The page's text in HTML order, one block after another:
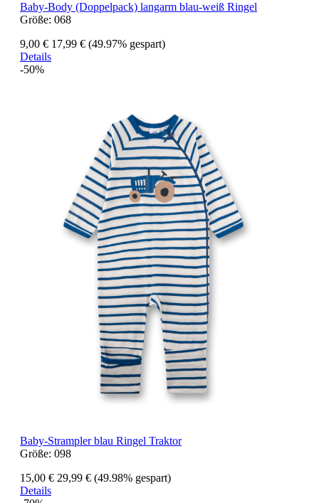
Baby-Body (Doppelpack) langarm blau-weiß Ringel
Größe: 068
9,00 € 17,99 € (49.97% gespart)
Details
-50%
Baby-Strampler blau Ringel Traktor
Größe: 098
15,00 € 29,99 € (49.98% gespart)
Details